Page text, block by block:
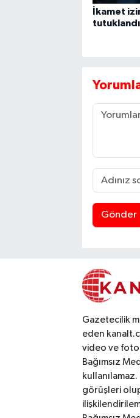
İkamet
tutuklandı
Gönder
Gazetecilik
eden
video ve
Bağımsız
görüşleri olup